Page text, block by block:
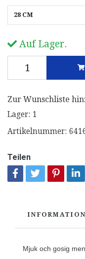
28 CM
Auf Lager.
Zur Wunschliste
Lager: 1
Artikelnummer:
Teilen
INFORMATION
Mjuk och gosig